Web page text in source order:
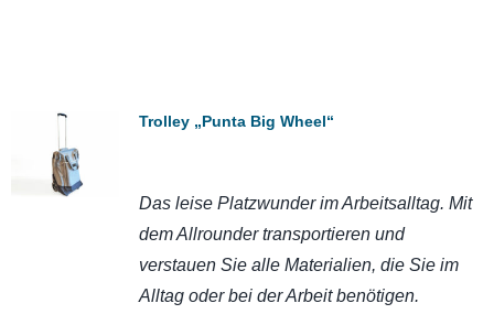
Trolley „Punta Big Wheel“
Das leise Platzwunder im Arbeitsalltag. Mit
dem Allrounder transportieren und
verstauen Sie alle Materialien, die Sie im
Alltag oder bei der Arbeit benötigen.